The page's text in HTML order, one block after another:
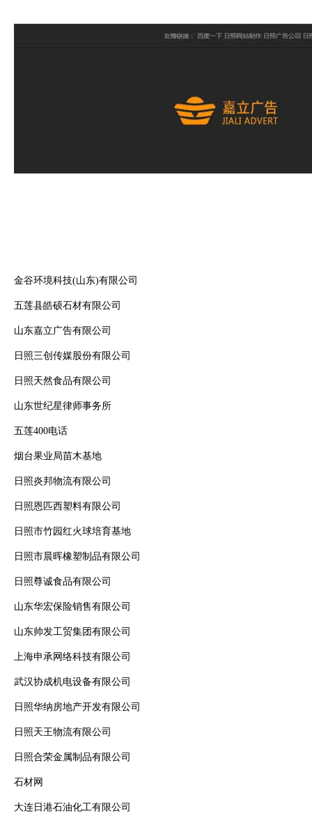
金谷环境科技(山东)有限公司
五莲县皓硕石材有限公司
山东嘉立广告有限公司
日照三创传媒股份有限公司
日照天然食品有限公司
山东世纪星律师事务所
五莲400电话
烟台果业局苗木基地
日照炎邦物流有限公司
日照恩匹西塑料有限公司
日照市竹园红火球培育基地
日照市晨晖橡塑制品有限公司
日照尊诚食品有限公司
山东华宏保险销售有限公司
山东帅发工贸集团有限公司
上海申承网络科技有限公司
武汉协成机电设备有限公司
日照华纳房地产开发有限公司
日照天王物流有限公司
日照合荣金属制品有限公司
石材网
大连日港石油化工有限公司